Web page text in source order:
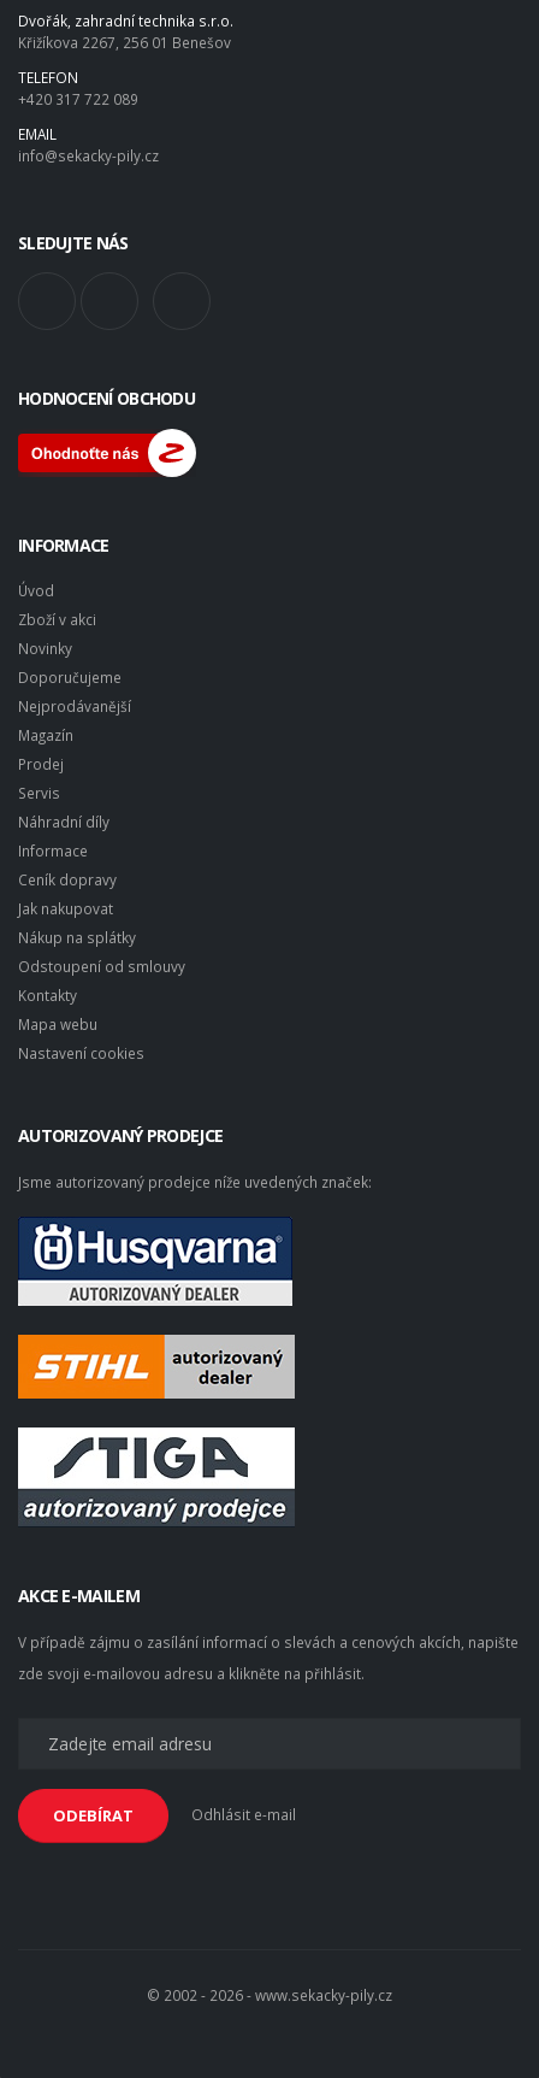
Dvořák, zahradní technika s.r.o.
Křižíkova 2267, 256 01 Benešov
TELEFON
+420 317 722 089
EMAIL
info@sekacky-pily.cz
SLEDUJTE NÁS
HODNOCENÍ OBCHODU
INFORMACE
Úvod
Zboží v akci
Novinky
Doporučujeme
Nejprodávanější
Magazín
Prodej
Servis
Náhradní díly
Informace
Ceník dopravy
Jak nakupovat
Nákup na splátky
Odstoupení od smlouvy
Kontakty
Mapa webu
Nastavení cookies
AUTORIZOVANÝ PRODEJCE
Jsme autorizovaný prodejce níže uvedených značek:
AKCE E-MAILEM
V případě zájmu o zasílání informací o slevách a cenových akcích, napište
zde svoji e-mailovou adresu a klikněte na přihlásit.
ODEBÍRAT Odhlásit e-mail
© 2002 - 2026 - www.sekacky-pily.cz